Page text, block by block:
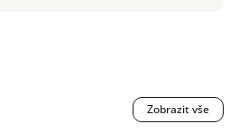
Zobrazit vše